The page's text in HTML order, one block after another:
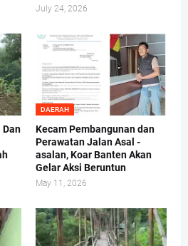
July 24, 2026
Dan
DAERAH
Kecam Pembangunan dan
Perawatan Jalan Asal -
asalan, Koar Banten Akan
Gelar Aksi Beruntun
May 11, 2026